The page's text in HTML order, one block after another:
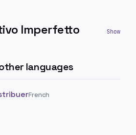
Imperfetto
languages
French